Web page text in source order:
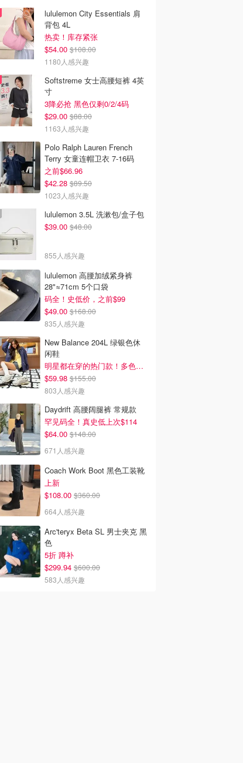
lululemon City Essentials 肩
背包 4L
热卖！库存紧张
$54.00 $108.00
1180人感兴趣
Softstreme 女士高腰短裤 4英
寸
3降必抢 黑色仅剩0/2/4码
$29.00 $88.00
1163人感兴趣
Polo Ralph Lauren French
Terry 女童连帽卫衣 7-16码
之前$66.96
$42.28 $89.50
1023人感兴趣
lululemon 3.5L 洗漱包/盒子包
$39.00 $48.00
855人感兴趣
lululemon 高腰加绒紧身裤
28"≈71cm 5个口袋
码全！史低价，之前$99
$49.00 $168.00
835人感兴趣
New Balance 204L 绿银色休
闲鞋
明星都在穿的热门款！多色可选 3.8折
$59.98 $155.00
803人感兴趣
Daydrift 高腰阔腿裤 常规款
罕见码全！真史低上次$114
$64.00 $148.00
671人感兴趣
Coach Work Boot 黑色工装靴
上新
$108.00 $360.00
664人感兴趣
Arc'teryx Beta SL 男士夹克 黑
色
5折 蹲补
$299.94 $600.00
583人感兴趣